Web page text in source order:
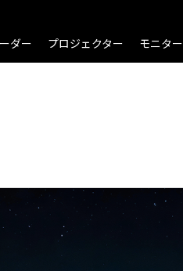
ダー プロジェクター モニター